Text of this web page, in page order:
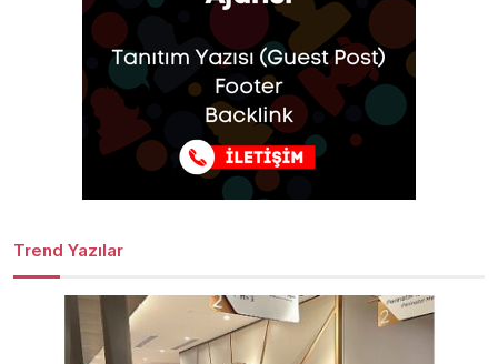
Trend Yazılar